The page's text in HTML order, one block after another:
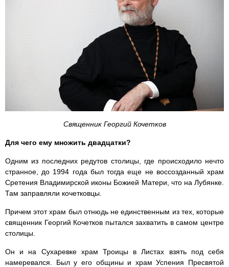
Священник Георгий Кочетков
Для чего ему множить двадцатки?
Одним из последних редутов столицы, где происходило нечто
странное, до 1994 года был тогда еще не воссозданный храм
Сретения Владимирской иконы Божией Матери, что на Лубянке.
Там заправляли кочетковцы.
Причем этот храм был отнюдь не единственным из тех, которые
священник Георгий Кочетков пытался захватить в самом центре
столицы.
Он и на Сухаревке храм Троицы в Листах взять под себя
намеревался. Был у его общины и храм Успения Пресвятой